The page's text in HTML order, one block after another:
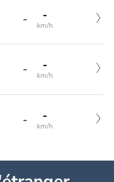
- -
km/h
- -
km/h
- -
km/h